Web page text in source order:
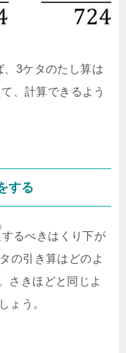
、3ケタのたし算は
て、計算できるよう
する
するべきはくり下が
の引き算はどのよ
さきほどと同じよ
ょう。